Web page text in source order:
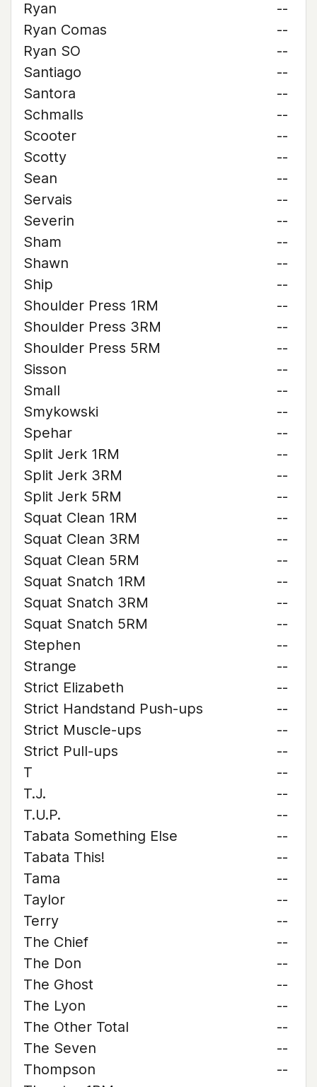
Ryan
--
Ryan Comas
--
Ryan SO
--
Santiago
--
Santora
--
Schmalls
--
Scooter
--
Scotty
--
Sean
--
Servais
--
Severin
--
Sham
--
Shawn
--
Ship
--
Shoulder Press 1RM
--
Shoulder Press 3RM
--
Shoulder Press 5RM
--
Sisson
--
Small
--
Smykowski
--
Spehar
--
Split Jerk 1RM
--
Split Jerk 3RM
--
Split Jerk 5RM
--
Squat Clean 1RM
--
Squat Clean 3RM
--
Squat Clean 5RM
--
Squat Snatch 1RM
--
Squat Snatch 3RM
--
Squat Snatch 5RM
--
Stephen
--
Strange
--
Strict Elizabeth
--
Strict Handstand Push-ups
--
Strict Muscle-ups
--
Strict Pull-ups
--
T
--
T.J.
--
T.U.P.
--
Tabata Something Else
--
Tabata This!
--
Tama
--
Taylor
--
Terry
--
The Chief
--
The Don
--
The Ghost
--
The Lyon
--
The Other Total
--
The Seven
--
Thompson
--